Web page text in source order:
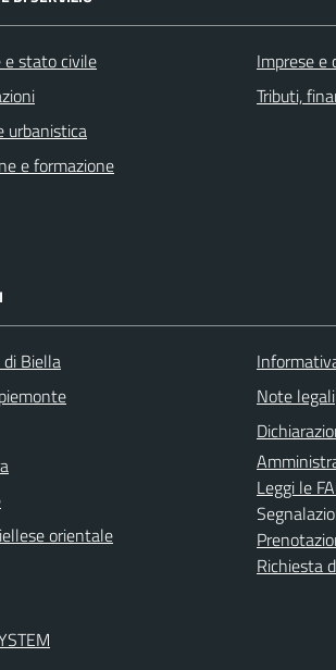
e stato civile
urbanistica
e formazione
Imprese e
Tributi,
Biella
orientale
Note legali
Leggi le
Richiesta